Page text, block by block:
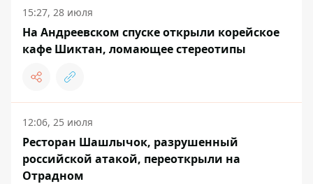
15:27, 28 июля
На Андреевском спуске открыли корейское
кафе Шиктан, ломающее стереотипы
12:06, 25 июля
Ресторан Шашлычок, разрушенный
российской атакой, переоткрыли на
Отрадном